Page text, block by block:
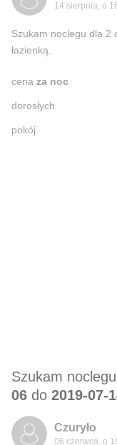
14 sierpnia, o
Szukam noclegu dla 2
łazienką.
cena za noc
dorosłych
pokój
Szukam noclegu
06 do 2019-07-
Czuryło
06 czerwca, o